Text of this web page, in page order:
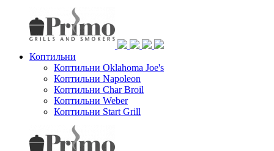
Коптильни
Коптильни Oklahoma Joe's
Коптильни Napoleon
Коптильни Char Broil
Коптильни Weber
Коптильни Start Grill